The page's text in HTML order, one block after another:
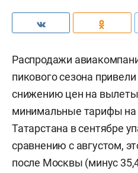
Распродажи
пикового сезона
снижению цен на
минимальные тарифы на
Татарстана в сентябре
сравнению с августом,
после Москвы (минус